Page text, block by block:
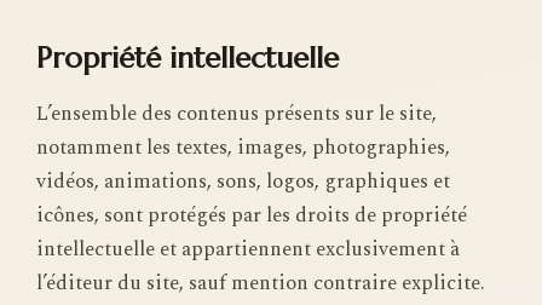
Propriété intellectuelle
L’ensemble des contenus présents sur le site,
notamment les textes, images, photographies,
vidéos, animations, sons, logos, graphiques et
icônes, sont protégés par les droits de propriété
intellectuelle et appartiennent exclusivement à
l’éditeur du site, sauf mention contraire explicite.